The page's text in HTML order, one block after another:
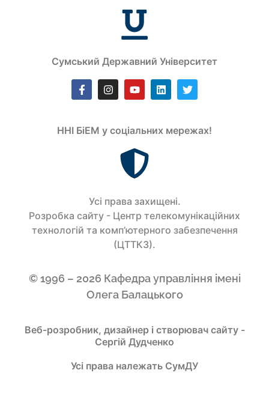
Сумський Державний Університет
ННІ БіЕМ у соціальних мережах!
Усi права захищенi.
Розробка сайту - Центр телекомунікаційних
технологій та комп’ютерного забезпечення
(ЦТТКЗ).
© 1996 – 2026 Кафедра управління імені
Олега Балацького
Веб-розробник, дизайнер і створювач сайту -
Сергій Дудченко
Усі права належать СумДУ